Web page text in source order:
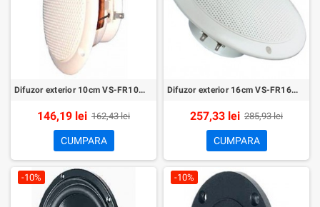
Difuzor exterior 10cm VS-FR10WP/4
146,19 lei 162,43 lei
CUMPARA
Difuzor exterior 16cm VS-FR16WP/4
257,33 lei 285,93 lei
CUMPARA
-10% -10%